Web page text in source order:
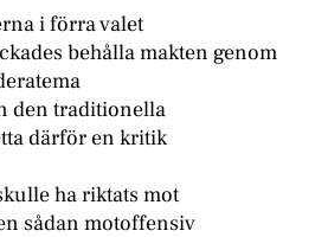
i förra valet
behålla makten genom
den traditionella
därför en kritik
ha riktats mot
sådan motoffensiv